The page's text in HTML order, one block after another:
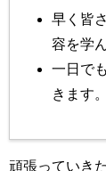
早く皆
容を学
一日で
きます。
頑張っていき